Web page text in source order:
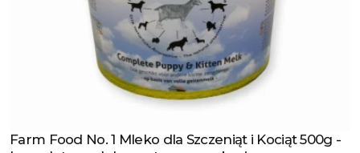
Zobacz produkt
Farm Food No. 1 Mleko dla Szczeniąt i Kociąt 500g -